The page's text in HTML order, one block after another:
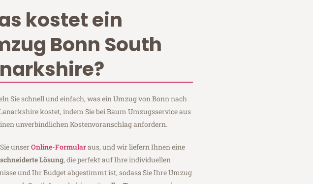
kostet ein
Bonn South
Sie schnell und einfach, was ein Umzug von Bonn nach
kostet, indem Sie bei Baum Umzugsservice aus
unverbindlichen Kostenvoranschlag anfordern.
unserOnline-Formularaus, und wir liefern Ihnen eine
Lösung, die perfekt auf Ihre individuellen
und Ihr Budget abgestimmt ist, sodass Sie Ihre Umzug